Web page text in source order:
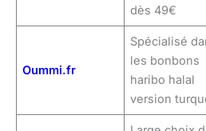
dès 49€
Oummi.fr
Spécialisé
les bonbons
haribo halal
version